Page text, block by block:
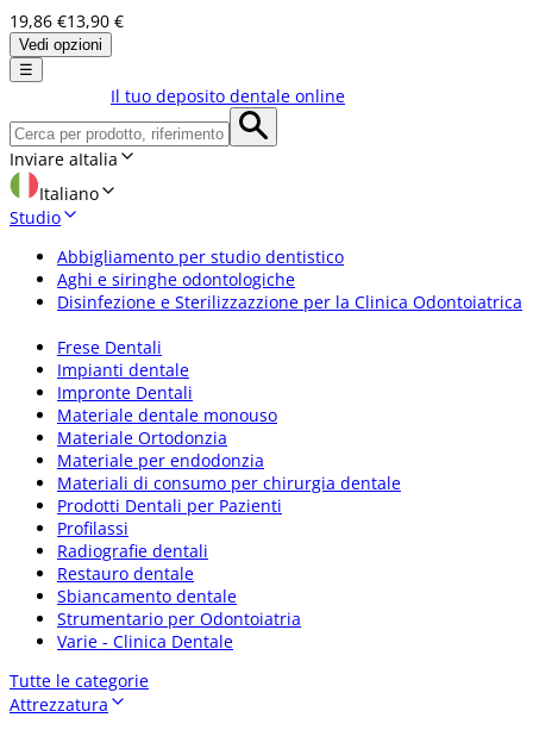
19,86 €13,90 €
Vedi opzioni
☰
Il tuo deposito dentale online
Inviare aItalia
Italiano
Studio
Abbigliamento per studio dentistico
Aghi e siringhe odontologiche
Disinfezione e Sterilizzazzione per la Clinica Odontoiatrica
Frese Dentali
Impianti dentale
Impronte Dentali
Materiale dentale monouso
Materiale Ortodonzia
Materiale per endodonzia
Materiali di consumo per chirurgia dentale
Prodotti Dentali per Pazienti
Profilassi
Radiografie dentali
Restauro dentale
Sbiancamento dentale
Strumentario per Odontoiatria
Varie - Clinica Dentale
Tutte le categorie
Attrezzatura